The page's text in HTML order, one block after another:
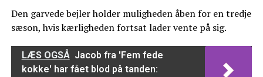
Den garvede bejler holder muligheden åben for en tredje
sæson, hvis kærligheden fortsat lader vente på sig.
LÆS OGSÅ Jacob fra 'Fem fede
kokke' har fået blod på tanden: